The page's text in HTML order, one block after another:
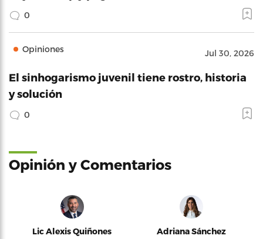
0
Opiniones Jul 30, 2026
El sinhogarismo juvenil tiene rostro, historia
y solución
0
Opinión y Comentarios
Lic Alexis Quiñones Adriana Sánchez